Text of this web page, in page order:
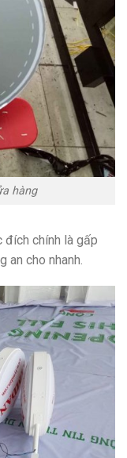
hàng
đích chính là gấp
cho nhanh.